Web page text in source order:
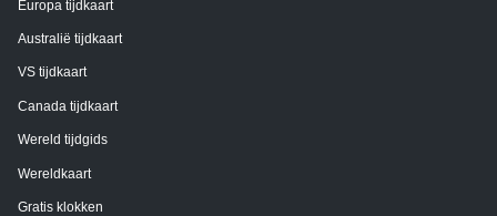
Europa tijdkaart
Australië tijdkaart
VS tijdkaart
Canada tijdkaart
Wereld tijdgids
Wereldkaart
Gratis klokken